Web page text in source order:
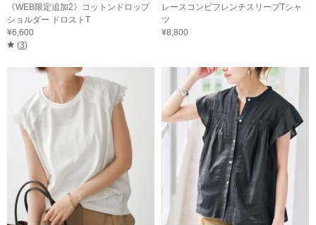
《WEB限定追加2》コットンドロップ
ショルダー ドロストT
¥6,600
(3)
レースコンビフレンチスリーブTシャ
ツ
¥8,800